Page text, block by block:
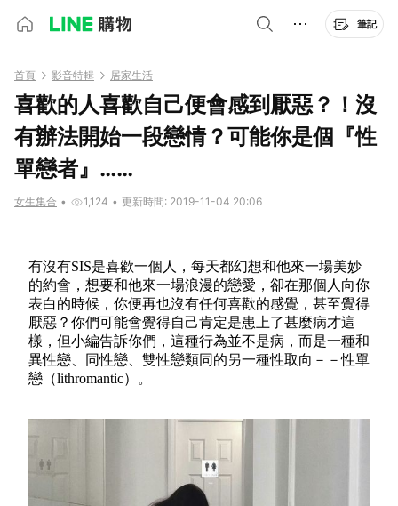
筆記
首頁 影音特輯 居家生活
喜歡的人喜歡自己便會感到厭惡？！沒
有辦法開始一段戀情？可能你是個『性
單戀者』……
女生集合 • 1,124 • 更新時間: 2019-11-04 20:06
有沒有SIS是喜歡一個人，每天都幻想和他來一場美妙
的約會，想要和他來一場浪漫的戀愛，卻在那個人向你
表白的時候，你便再也沒有任何喜歡的感覺，甚至覺得
厭惡？你們可能會覺得自己肯定是患上了甚麼病才這
樣，但小編告訴你們，這種行為並不是病，而是一種和
異性戀、同性戀、雙性戀類同的另一種性取向－－性單
戀（lithromantic）。